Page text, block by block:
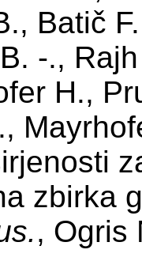
Batič
-.,
H.,
zbirka
, Ogris